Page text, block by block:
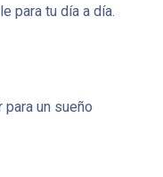
para tu día a día.
un sueño